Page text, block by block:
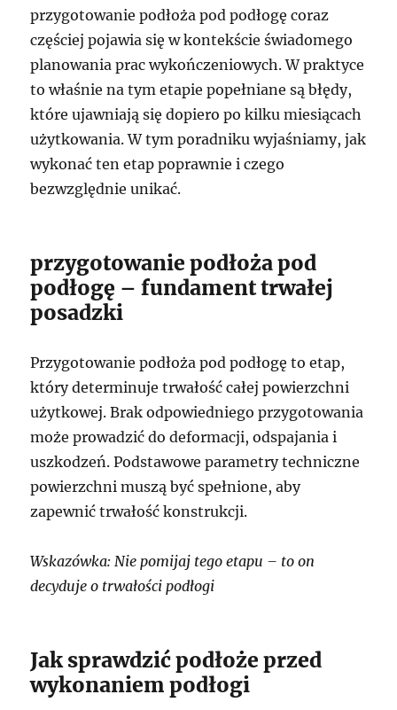
przygotowanie podłoża pod podłogę coraz
częściej pojawia się w kontekście świadomego
planowania prac wykończeniowych. W praktyce
to właśnie na tym etapie popełniane są błędy,
które ujawniają się dopiero po kilku miesiącach
użytkowania. W tym poradniku wyjaśniamy, jak
wykonać ten etap poprawnie i czego
bezwzględnie unikać.
przygotowanie podłoża pod
podłogę – fundament trwałej
posadzki
Przygotowanie podłoża pod podłogę to etap,
który determinuje trwałość całej powierzchni
użytkowej. Brak odpowiedniego przygotowania
może prowadzić do deformacji, odspajania i
uszkodzeń. Podstawowe parametry techniczne
powierzchni muszą być spełnione, aby
zapewnić trwałość konstrukcji.
Wskazówka: Nie pomijaj tego etapu – to on
decyduje o trwałości podłogi
Jak sprawdzić podłoże przed
wykonaniem podłogi